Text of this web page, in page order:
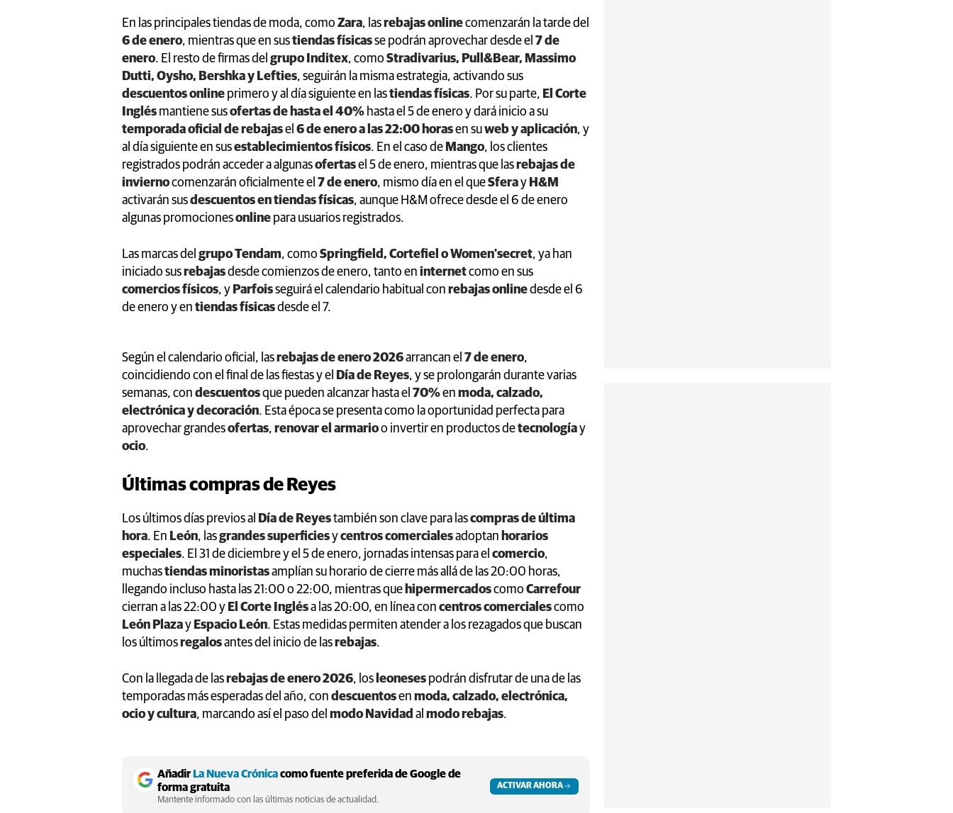
En las principales tiendas de moda, como Zara, lasrebajas onlinecomenzarán la tarde del
6 de enero, mientras que en sustiendas físicasse podrán aprovechar desde el 7 de
enero. El resto de firmas del grupo Inditex, como Stradivarius, Pull&Bear, Massimo
Dutti, Oysho, Bershka y Lefties, seguirán la misma estrategia, activando sus
descuentos online primero y al día siguiente en lastiendas físicas. Por su parte, El Corte
Inglés mantiene susofertas de hasta el 40% hasta el 5 de enero y dará inicio a su
temporada oficial de rebajasel 6 de enero a las 22:00 horasen suweb y aplicación, y
al día siguiente en susestablecimientos físicos. En el caso de Mango, los clientes
registrados podrán acceder a algunasofertasel 5 de enero, mientras que lasrebajas de
inviernocomenzarán oficialmente el 7 de enero, mismo día en el queSferay H&M
activarán susdescuentos en tiendas físicas, aunque H&M ofrece desde el 6 de enero
algunas promocionesonline para usuarios registrados.
Las marcas del grupo Tendam, como Springfield, Cortefiel o Women'secret, ya han
iniciado susrebajasdesde comienzos de enero, tanto en internetcomo en sus
comercios físicos, y Parfoisseguirá el calendario habitual con rebajas onlinedesde el 6
de enero y en tiendas físicasdesde el 7.
Según el calendario oficial, lasrebajas de enero 2026arrancan el 7 de enero,
coincidiendo con el final de las fiestas y el
Día de Reyes, y se prolongarán durante varias
semanas, con descuentosque pueden alcanzar hasta el 70%en moda, calzado,
electrónica y decoración. Esta época se presenta como la oportunidad perfecta para
aprovechar grandesofertas, renovar el armarioo invertir en productos detecnologíay
ocio.
Últimas compras de Reyes
Los últimos días previos al Día de Reyestambién son clave para lascompras de última
hora. En León, lasgrandes superficiesycentros comercialesadoptan horarios
especiales. El 31 de diciembre y el 5 de enero, jornadas intensas para el comercio,
muchastiendas minoristasamplían su horario de cierre más allá de las 20:00 horas,
llegando incluso hasta las 21:00 o 22:00, mientras que hipermercadoscomo Carrefour
cierran a las 22:00 y El Corte Inglésa las 20:00, en línea con centros comercialescomo
León Plazay Espacio León. Estas medidas permiten atender a los rezagados que buscan
los últimosregalosantes del inicio de lasrebajas.
Con la llegada de lasrebajas de enero 2026, los leoneses podrán disfrutar de una de las
temporadas más esperadas del año, con descuentosen moda, calzado, electrónica,
ocio y cultura, marcando así el paso del modo Navidad al modo rebajas.
AñadirLa Nueva Crónicacomo fuente preferida de Google de
forma gratuita
Mantente informado con las últimas noticias de actualidad.
ACTIVAR AHORA